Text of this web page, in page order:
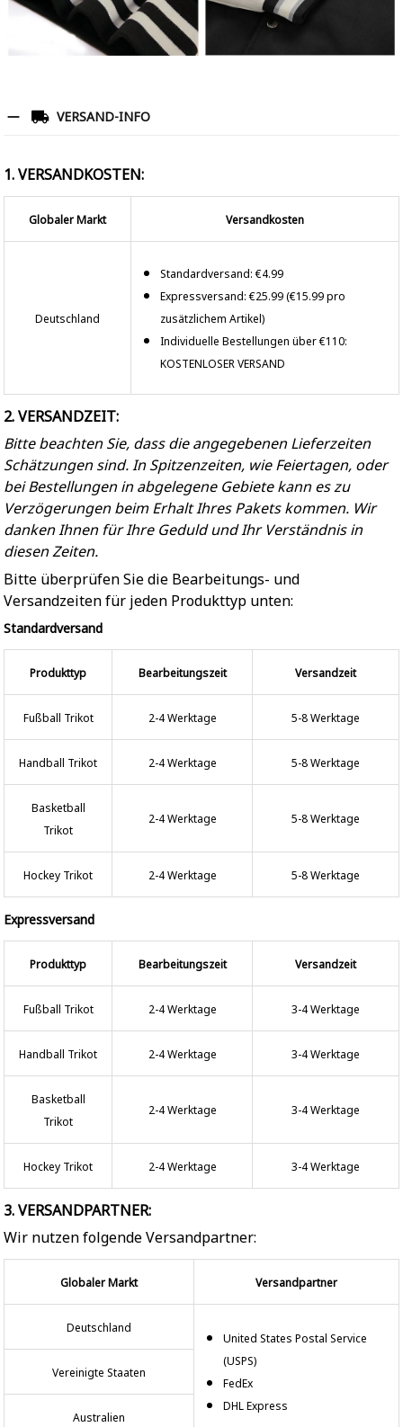
VERSAND-INFO
1. VERSANDKOSTEN:
Globaler Markt Versandkosten
Deutschland
Standardversand: €4.99
Expressversand: €25.99 (€15.99 pro
zusätzlichem Artikel)
Individuelle Bestellungen über €110:
KOSTENLOSER VERSAND
2. VERSANDZEIT:
Bitte beachten Sie, dass die angegebenen Lieferzeiten
Schätzungen sind. In Spitzenzeiten, wie Feiertagen, oder
bei Bestellungen in abgelegene Gebiete kann es zu
Verzögerungen beim Erhalt Ihres Pakets kommen. Wir
danken Ihnen für Ihre Geduld und Ihr Verständnis in
diesen Zeiten.
Bitte überprüfen Sie die Bearbeitungs- und
Versandzeiten für jeden Produkttyp unten:
Standardversand
Produkttyp Bearbeitungszeit Versandzeit
Fußball Trikot 2-4 Werktage 5-8 Werktage
Handball Trikot 2-4 Werktage 5-8 Werktage
Basketball
Trikot
2-4 Werktage 5-8 Werktage
Hockey Trikot 2-4 Werktage 5-8 Werktage
Expressversand
Produkttyp Bearbeitungszeit Versandzeit
Fußball Trikot 2-4 Werktage 3-4 Werktage
Handball Trikot 2-4 Werktage 3-4 Werktage
Basketball
Trikot
2-4 Werktage 3-4 Werktage
Hockey Trikot 2-4 Werktage 3-4 Werktage
3. VERSANDPARTNER:
Wir nutzen folgende Versandpartner:
Globaler Markt Versandpartner
Deutschland
United States Postal Service
(USPS)
FedEx
DHL Express
Vereinigte Staaten
Australien